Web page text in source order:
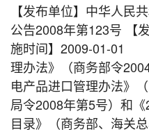
【发布单位】中华人民
公告2008年第123号 【
施时间】2009-01-01
理办法》（商务部令
电产品进口管理办法》
局令2008年第5号）和
目录》（商务部、海关